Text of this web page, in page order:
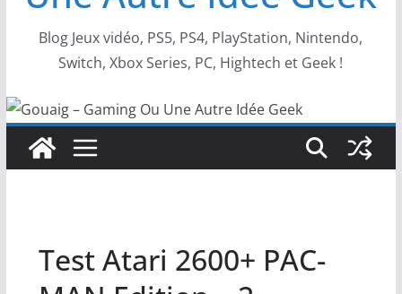
Blog Jeux vidéo, PS5, PS4, PlayStation, Nintendo,
Switch, Xbox Series, PC, Hightech et Geek !
Test Atari 2600+ PAC-